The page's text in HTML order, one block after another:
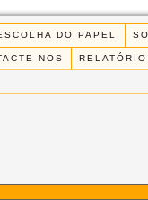
DO PAPEL
NOS